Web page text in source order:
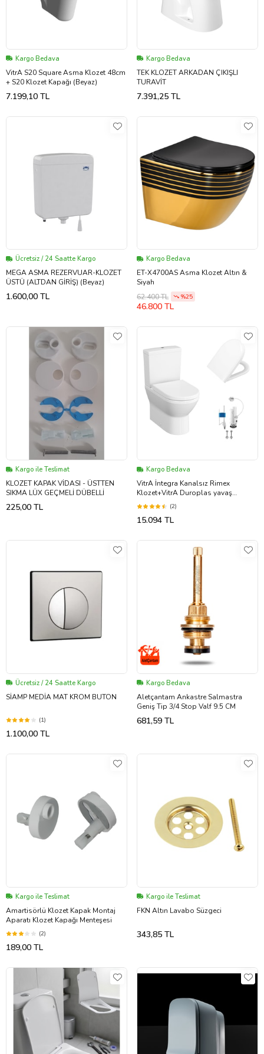
Kargo Bedava
VitrA S20 Square Asma Klozet 48cm
+ S20 Klozet Kapağı (Beyaz)
7.199,10 TL
Kargo Bedava
TEK KLOZET ARKADAN ÇIKIŞLI
TURAVİT
7.391,25 TL
Ücretsiz / 24 Saatte Kargo
MEGA ASMA REZERVUAR-KLOZET
ÜSTÜ (ALTDAN GİRİŞ) (Beyaz)
1.600,00 TL
Kargo Bedava
ET-X4700AS Asma Klozet Altın &
Siyah
62.400 TL
%25
46.800 TL
Kargo ile Teslimat
KLOZET KAPAK VİDASI - ÜSTTEN
SIKMA LÜX GEÇMELİ DÜBELLİ
225,00 TL
Kargo Bedava
VitrA İntegra Kanalsız Rimex
Klozet+VitrA Duroplas yavaş
Kapak+VitrA Basmalı İç Takım
(2)
15.094 TL
Ücretsiz / 24 Saatte Kargo
SİAMP MEDİA MAT KROM BUTON
(1)
1.100,00 TL
Kargo Bedava
Aletçantam Ankastre Salmastra
Geniş Tip 3/4 Stop Valf 9.5 CM
681,59 TL
Kargo ile Teslimat
Amartisörlü Klozet Kapak Montaj
Aparatı Klozet Kapağı Menteşesi
(2)
189,00 TL
Kargo ile Teslimat
FKN Altın Lavabo Süzgeci
343,85 TL